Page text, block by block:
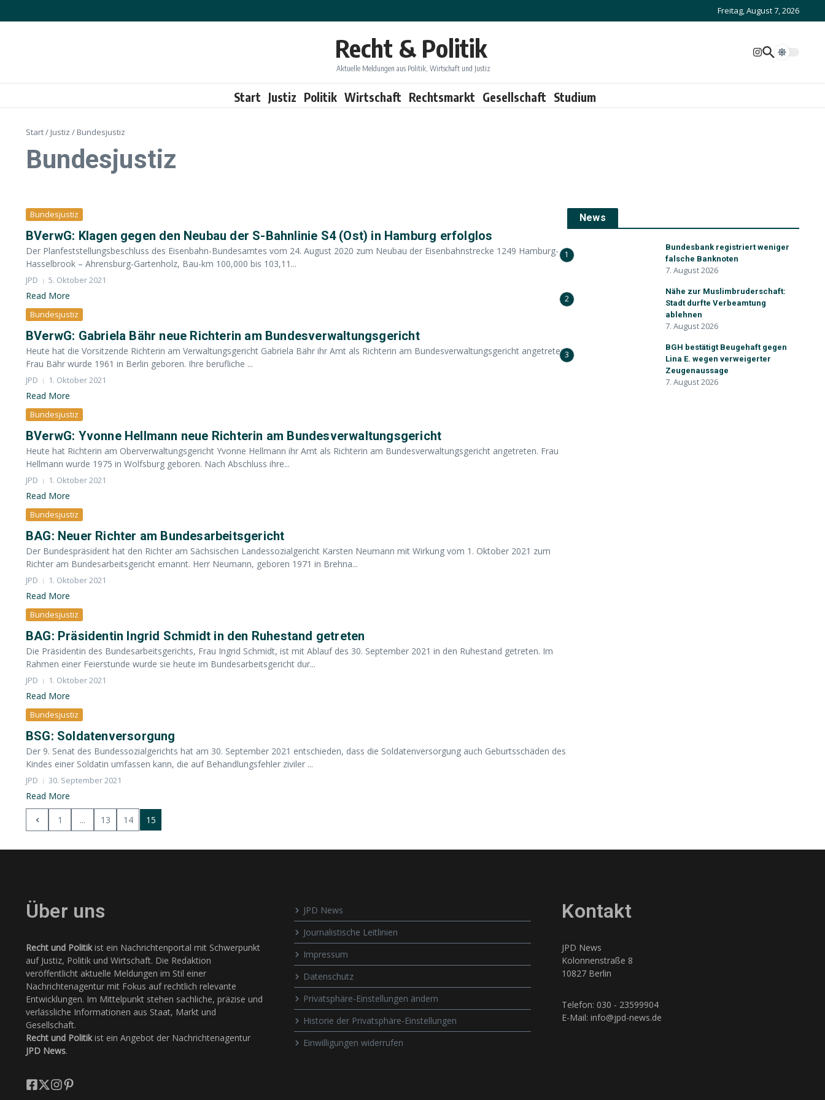
Freitag, August 7, 2026
Recht & Politik
Aktuelle Meldungen aus Politik, Wirtschaft und Justiz
Start Justiz Politik Wirtschaft Rechtsmarkt Gesellschaft Studium
Start/ Justiz / Bundesjustiz
Bundesjustiz
Bundesjustiz
BVerwG: Klagen gegen den Neubau der S-Bahnlinie S4 (Ost) in Hamburg erfolglos
Der Planfeststellungsbeschluss des Eisenbahn-Bundesamtes vom 24. August 2020 zum Neubau der Eisenbahnstrecke 1249 Hamburg-
Hasselbrook – Ahrensburg-Gartenholz, Bau-km 100,000 bis 103,11...
JPD 5. Oktober 2021
Read More
Bundesjustiz
BVerwG: Gabriela Bähr neue Richterin am Bundesverwaltungsgericht
Heute hat die Vorsitzende Richterin am Verwaltungsgericht Gabriela Bähr ihr Amt als Richterin am Bundesverwaltungsgericht angetreten.
Frau Bähr wurde 1961 in Berlin geboren. Ihre berufliche ...
JPD 1. Oktober 2021
Read More
Bundesjustiz
BVerwG: Yvonne Hellmann neue Richterin am Bundesverwaltungsgericht
Heute hat Richterin am Oberverwaltungsgericht Yvonne Hellmann ihr Amt als Richterin am Bundesverwaltungsgericht angetreten. Frau
Hellmann wurde 1975 in Wolfsburg geboren. Nach Abschluss ihre...
JPD 1. Oktober 2021
Read More
Bundesjustiz
BAG: Neuer Richter am Bundesarbeitsgericht
Der Bundespräsident hat den Richter am Sächsischen Landessozialgericht Karsten Neumann mit Wirkung vom 1. Oktober 2021 zum
Richter am Bundesarbeitsgericht ernannt. Herr Neumann, geboren 1971 in Brehna...
JPD 1. Oktober 2021
Read More
Bundesjustiz
BAG: Präsidentin Ingrid Schmidt in den Ruhestand getreten
Die Präsidentin des Bundesarbeitsgerichts, Frau Ingrid Schmidt, ist mit Ablauf des 30. September 2021 in den Ruhestand getreten. Im
Rahmen einer Feierstunde wurde sie heute im Bundesarbeitsgericht dur...
JPD 1. Oktober 2021
Read More
Bundesjustiz
BSG: Soldatenversorgung
Der 9. Senat des Bundessozialgerichts hat am 30. September 2021 entschieden, dass die Soldatenversorgung auch Geburtsschäden des
Kindes einer Soldatin umfassen kann, die auf Behandlungsfehler ziviler ...
JPD 30. September 2021
Read More
1 ... 13 14 15
News
1
Bundesbank registriert weniger
falsche Banknoten
7. August 2026
2
Nähe zur Muslimbruderschaft:
Stadt durfte Verbeamtung
ablehnen
7. August 2026
3
BGH bestätigt Beugehaft gegen
Lina E. wegen verweigerter
Zeugenaussage
7. August 2026
Über uns
Recht und Politikist ein Nachrichtenportal mit Schwerpunkt
auf Justiz, Politik und Wirtschaft. Die Redaktion
veröffentlicht aktuelle Meldungen im Stil einer
Nachrichtenagentur mit Fokus auf rechtlich relevante
Entwicklungen. Im Mittelpunkt stehen sachliche, präzise und
verlässliche Informationen aus Staat, Markt und
Gesellschaft.
Recht und Politikist ein Angebot der Nachrichtenagentur
JPD News.
JPD News
Journalistische Leitlinien
Impressum
Datenschutz
Privatsphäre-Einstellungen ändern
Historie der Privatsphäre-Einstellungen
Einwilligungen widerrufen
Kontakt
JPD News
Kolonnenstraße 8
10827 Berlin
Telefon: 030 - 23599904
E-Mail: info@jpd-news.de